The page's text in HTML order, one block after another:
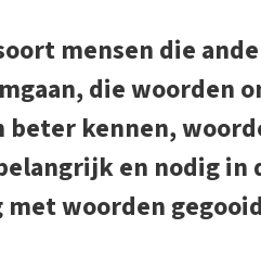
mensen die
die woorden
kennen,
en nodig
woorden